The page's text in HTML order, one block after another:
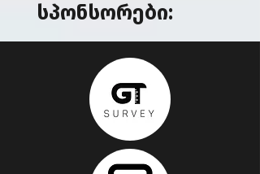
სპონსორები: